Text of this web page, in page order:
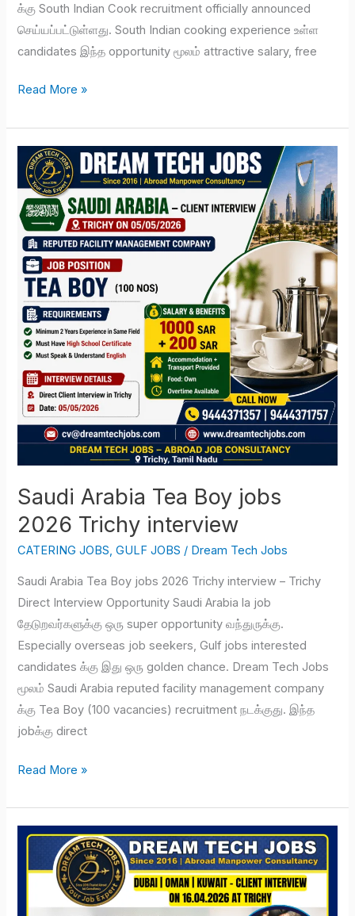
க்கு South Indian Cook recruitment officially announced
செய்யப்பட்டுள்ளது. South Indian cooking experience உள்ள
candidates இந்த opportunity மூலம் attractive salary, free
Read More »
Saudi Arabia Tea Boy jobs
2026 Trichy interview
CATERING JOBS,GULF JOBS / Dream Tech Jobs
Saudi Arabia Tea Boy jobs 2026 Trichy interview – Trichy
Direct Interview Opportunity Saudi Arabia la job
தேடுறவர்களுக்கு ஒரு super opportunity வந்துருக்கு.
Especially overseas job seekers, Gulf jobs interested
candidates க்கு இது ஒரு golden chance. Dream Tech Jobs
மூலம் Saudi Arabia reputed facility management company
க்கு Tea Boy (100 vacancies) recruitment நடக்குது. இந்த
jobக்கு direct
Saudi
Arabia
Tea
Boy
jobs
2026
Trichy
interview
Read More »
Dubai
Oman